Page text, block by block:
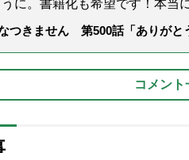
に。書籍化も希望です！本当
つきません 第500話「ありがと
コメント